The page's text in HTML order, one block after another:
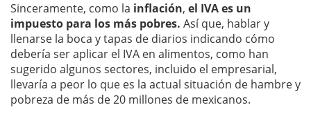
Sinceramente, como la inflación, el IVA es un
impuesto para los más pobres. Así que, hablar y
llenarse la boca y tapas de diarios indicando cómo
debería ser aplicar el IVA en alimentos, como han
sugerido algunos sectores, incluido el empresarial,
llevaría a peor lo que es la actual situación de hambre y
pobreza de más de 20 millones de mexicanos.